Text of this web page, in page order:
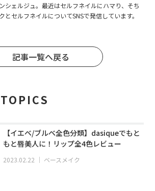
シェルジュ。最近はセルフネイルにハマり、そち
とセルフネイルについてSNSで発信しています。
記事一覧へ戻る
【イエベ/ブルベ全色分類】dasiqueでもと
もと唇美人に！リップ全4色レビュー
2023.02.22 ｜ ベースメイク